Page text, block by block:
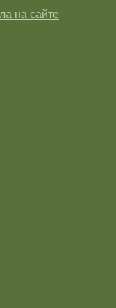
на сайте